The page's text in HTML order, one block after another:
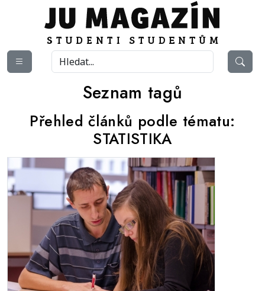
Seznam tagů
Přehled článků podle tématu:
STATISTIKA